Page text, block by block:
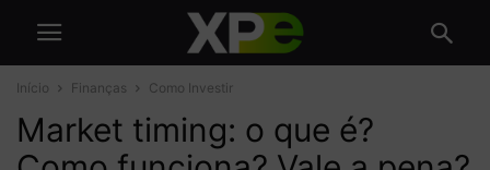
Início Finanças Como Investir
Market timing: o que é?